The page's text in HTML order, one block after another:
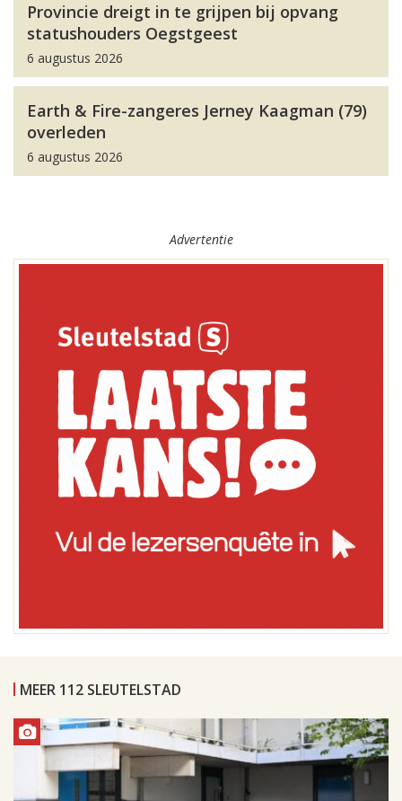
Provincie dreigt in te grijpen bij opvang
statushouders Oegstgeest
6 augustus 2026
Earth & Fire-zangeres Jerney Kaagman (79)
overleden
6 augustus 2026
Advertentie
MEER 112 SLEUTELSTAD